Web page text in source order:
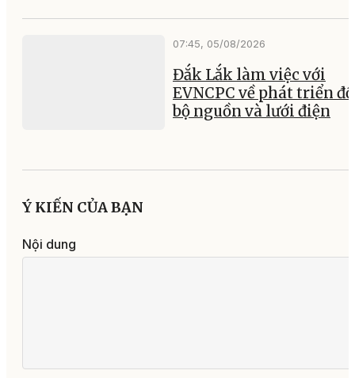
07:45, 05/08/2026
Đắk Lắk làm việc với
EVNCPC về phát triển
bộ nguồn và lưới điện
Ý KIẾN CỦA BẠN
Nội dung